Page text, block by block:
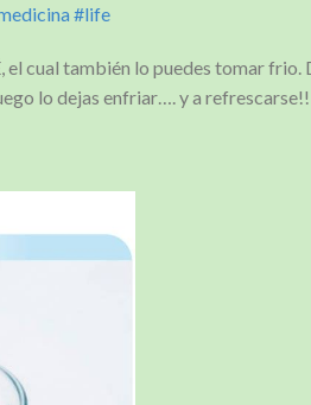
#life
cual también lo puedes tomar frio.
lo dejas enfriar…. y a refrescarse!!